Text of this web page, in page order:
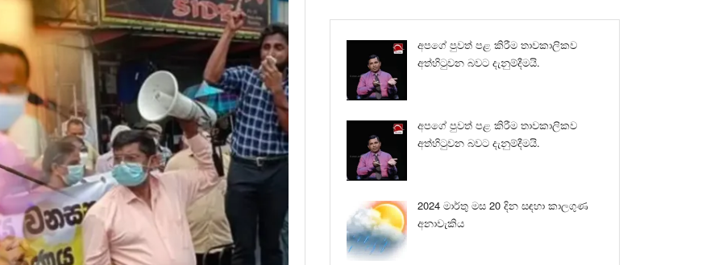
අපගේ පුවත් පළ කිරීම තාවකාලිකව
අත්හිටුවන බවට දැනුම්දීමයි.
අපගේ පුවත් පළ කිරීම තාවකාලිකව
අත්හිටුවන බවට දැනුම්දීමයි.
2024 මාර්තු මස 20 දින සඳහා කාලගුණ
අනාවැකිය